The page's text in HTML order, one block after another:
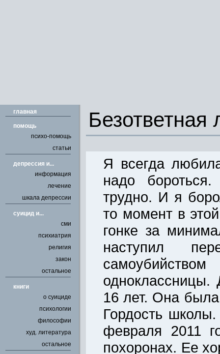
главная
помощь
психо-помощь
статьи
депрессия и...
информация
лечение
шкала депрессии
cуицид и...
сми
психиатрия
религия
закон
остальное
книги
о суициде
психологии
философии
худ. литература
остальное
Безответная
Я всегда
надо
трудно. И я
то момент в
гонке за
наступил
одноклассницы.
16 лет. Она
Гордость
февраля 2011
похоронах. Ее